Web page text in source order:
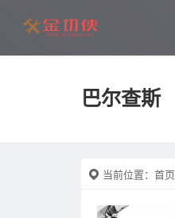
巴尔查斯
当前位置： 首页